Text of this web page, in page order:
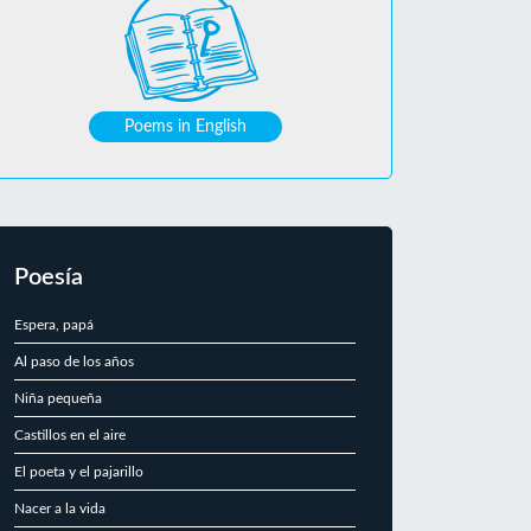
Poems in English
Poesía
Espera, papá
Al paso de los años
Niña pequeña
Castillos en el aire
El poeta y el pajarillo
Nacer a la vida